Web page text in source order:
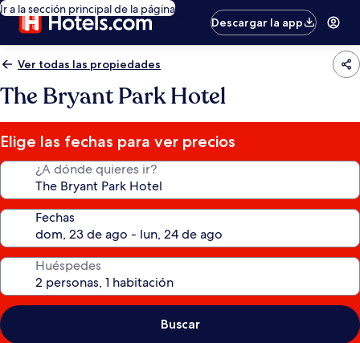
Ir a la sección principal de la página
Descargar la app
Ver todas las propiedades
The Bryant Park Hotel
Elige las fechas para ver precios
¿A dónde quieres ir?
Fechas
Huéspedes
Buscar